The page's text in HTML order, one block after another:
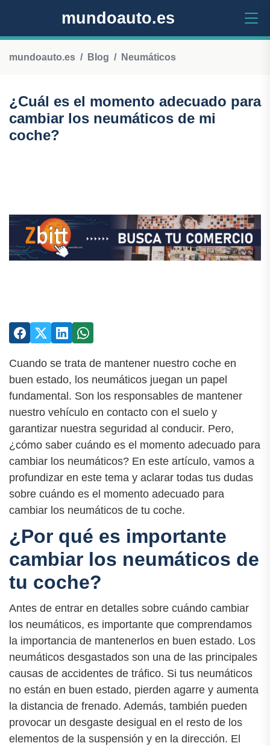
mundoauto.es
mundoauto.es Blog Neumáticos
¿Cuál es el momento adecuado para
cambiar los neumáticos de mi
coche?
Cuando se trata de mantener nuestro coche en
buen estado, los neumáticos juegan un papel
fundamental. Son los responsables de mantener
nuestro vehículo en contacto con el suelo y
garantizar nuestra seguridad al conducir. Pero,
¿cómo saber cuándo es el momento adecuado para
cambiar los neumáticos? En este artículo, vamos a
profundizar en este tema y aclarar todas tus dudas
sobre cuándo es el momento adecuado para
cambiar los neumáticos de tu coche.
¿Por qué es importante
cambiar los neumáticos de
tu coche?
Antes de entrar en detalles sobre cuándo cambiar
los neumáticos, es importante que comprendamos
la importancia de mantenerlos en buen estado. Los
neumáticos desgastados son una de las principales
causas de accidentes de tráfico. Si tus neumáticos
no están en buen estado, pierden agarre y aumenta
la distancia de frenado. Además, también pueden
provocar un desgaste desigual en el resto de los
elementos de la suspensión y en la dirección. El